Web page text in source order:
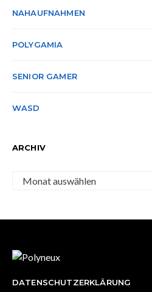
NAHAUFNAHMEN
POLYGAMIA
SENIOR GAMER
WASD
ARCHIV
Archiv
DATENSCHUTZERKLÄRUNG